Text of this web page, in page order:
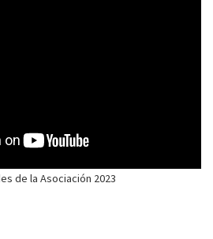
de la Asociación 2023